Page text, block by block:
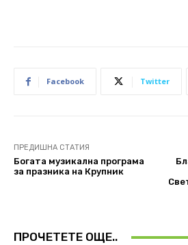
Facebook Twitter
ПРЕДИШНА СТАТИЯ
Богата музикална програма
за празника на Крупник
ПРОЧЕТЕТЕ ОЩЕ..